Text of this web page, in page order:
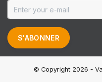
S'ABONNER
© Copyright 2026 -